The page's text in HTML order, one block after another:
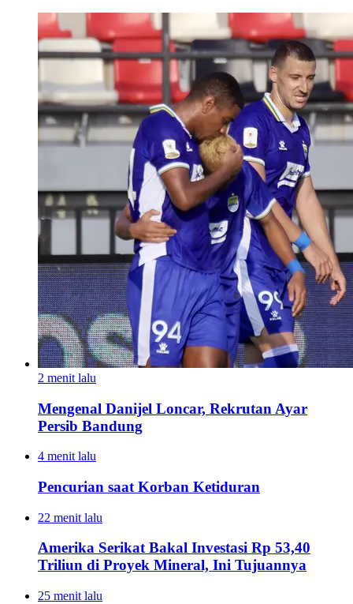
2 menit lalu
Mengenal Danijel Loncar, Rekrutan Ayar
Persib Bandung
4 menit lalu
Pencurian saat Korban Ketiduran
22 menit lalu
Amerika Serikat Bakal Investasi Rp 53,40
Triliun di Proyek Mineral, Ini Tujuannya
25 menit lalu